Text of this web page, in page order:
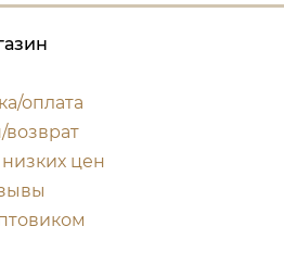
оплата
цен